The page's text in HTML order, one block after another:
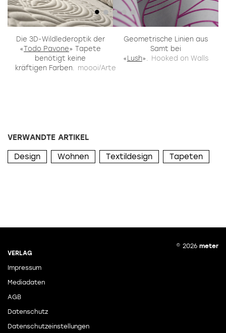
Die 3D-Wildlederoptik der
«Todo Pavone» Tapete
benötigt keine
kräftigen Farben.
moooi/Arte
Geometrische Linien aus
Samt bei
«Lush». Hooked on Walls
VERWANDTE ARTIKEL
Design Wohnen Textildesign Tapeten
VERLAG
Impressum
Mediadaten
AGB
Datenschutz
Datenschutzeinstellungen
© 2026 meter